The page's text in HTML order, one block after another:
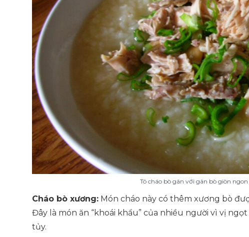
Tô cháo bò gân với gân bò giòn
Cháo bò xương: Món cháo này có thêm xương bò
Đây là món ăn “khoái khẩu” của nhiều người vì vị
tủy.